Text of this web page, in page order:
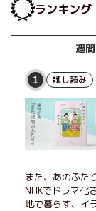
ランキング
週間
1 試し読み
また、あのふた
NHKでドラマ化
地で暮らす、イ